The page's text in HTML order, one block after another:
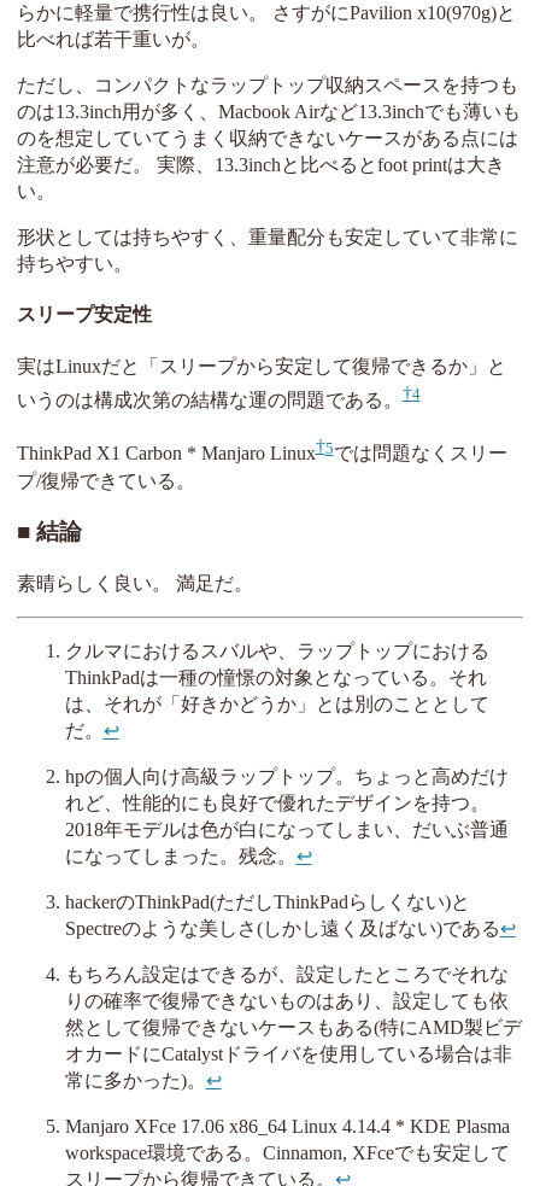
らかに軽量で携行性は良い。 さすがにPavilion x10(970g)と
比べれば若干重いが。
ただし、コンパクトなラップトップ収納スペースを持つも
のは13.3inch用が多く、Macbook Airなど13.3inchでも薄いも
のを想定していてうまく収納できないケースがある点には
注意が必要だ。 実際、13.3inchと比べるとfoot printは大き
い。
形状としては持ちやすく、重量配分も安定していて非常に
持ちやすい。
スリープ安定性
実はLinuxだと「スリープから安定して復帰できるか」と
いうのは構成次第の結構な運の問題である。 4
ThinkPad X1 Carbon * Manjaro Linux 5では問題なくスリー
プ/復帰できている。
結論
素晴らしく良い。 満足だ。
クルマにおけるスバルや、ラップトップにおける
ThinkPadは一種の憧憬の対象となっている。それ
は、それが「好きかどうか」とは別のこととして
だ。 ↩︎
hpの個人向け高級ラップトップ。ちょっと高めだけ
れど、性能的にも良好で優れたデザインを持つ。
2018年モデルは色が白になってしまい、だいぶ普通
になってしまった。残念。 ↩︎
hackerのThinkPad(ただしThinkPadらしくない)と
Spectreのような美しさ(しかし遠く及ばない)である↩︎
もちろん設定はできるが、設定したところでそれな
りの確率で復帰できないものはあり、設定しても依
然として復帰できないケースもある(特にAMD製ビデ
オカードにCatalystドライバを使用している場合は非
常に多かった)。 ↩︎
Manjaro XFce 17.06 x86_64 Linux 4.14.4 * KDE Plasma
workspace環境である。Cinnamon, XFceでも安定して
スリープから復帰できている。 ↩︎